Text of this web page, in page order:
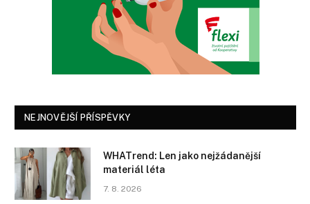
NEJNOVĚJŠÍ PŘÍSPĚVKY
WHATrend: Len jako nejžádanější
materiál léta
7. 8. 2026